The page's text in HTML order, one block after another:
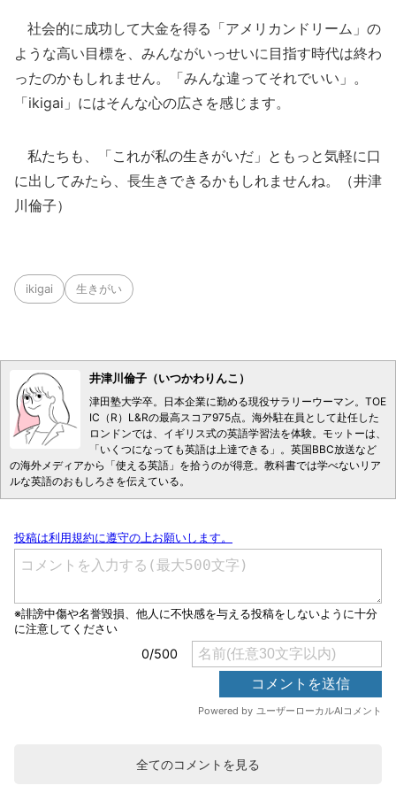
社会的に成功して大金を得る「アメリカンドリーム」の
ような高い目標を、みんながいっせいに目指す時代は終わ
ったのかもしれません。「みんな違ってそれでいい」。
「ikigai」にはそんな心の広さを感じます。
私たちも、「これが私の生きがいだ」ともっと気軽に口
に出してみたら、長生きできるかもしれませんね。（井津
川倫子）
ikigai 生きがい
井津川倫子（いつかわりんこ）
津田塾大学卒。日本企業に勤める現役サラリーウーマン。TOE
IC（R）L&Rの最高スコア975点。海外駐在員として赴任した
ロンドンでは、イギリス式の英語学習法を体験。モットーは、
「いくつになっても英語は上達できる」。英国BBC放送など
の海外メディアから「使える英語」を拾うのが得意。教科書では学べないリア
ルな英語のおもしろさを伝えている。
全てのコメントを見る